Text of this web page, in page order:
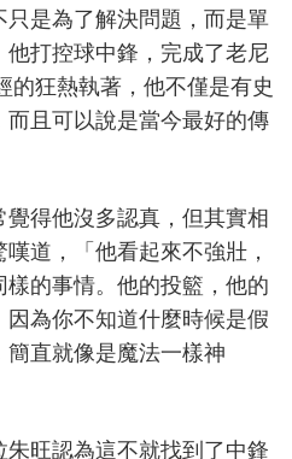
是為了解決問題，而是單
打控球中鋒，完成了老尼
的狂熱執著，他不僅是有史
而且可以說是當今最好的傳
覺得他沒多認真，但其實相
道，「他看起來不強壯，
的事情。他的投籃，他的
為你不知道什麼時候是假
直就像是魔法一樣神
朱旺認為這不就找到了中鋒